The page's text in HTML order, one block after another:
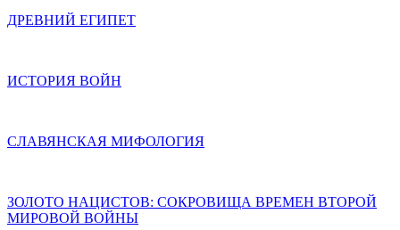
ДРЕВНИЙ ЕГИПЕТ
ИСТОРИЯ ВОЙН
СЛАВЯНСКАЯ МИФОЛОГИЯ
ЗОЛОТО НАЦИСТОВ: СОКРОВИЩА ВРЕМЕН ВТОРОЙ
МИРОВОЙ ВОЙНЫ